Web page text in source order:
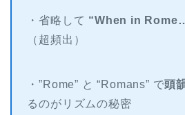
・省略して “When in
（超頻出）
・”Rome” と “Romans” で頭
るのがリズムの秘密